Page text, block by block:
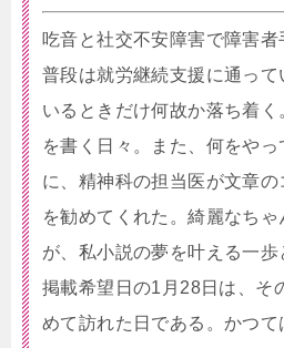
吃音と社交不安障害で障害者
普段は就労継続支援に通って
いるときだけ何故か落ち着
を書く日々。また、何をや
に、精神科の担当医が文章
を勧めてくれた。綺麗なち
が、私小説の夢を叶える一歩
掲載希望日の1月28日は、そ
めて訪れた日である。かつて